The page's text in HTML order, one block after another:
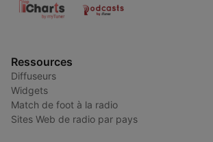
Ressources
Diffuseurs
Widgets
Match de foot à la radio
Sites Web de radio par pays